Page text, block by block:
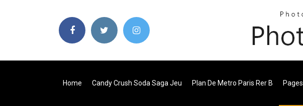
Home Candy Crush Soda Saga Jeu Plan De Metro Paris Rer B Pages